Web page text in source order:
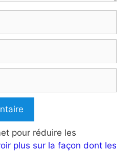
pour réduire les
plus sur la façon dont les